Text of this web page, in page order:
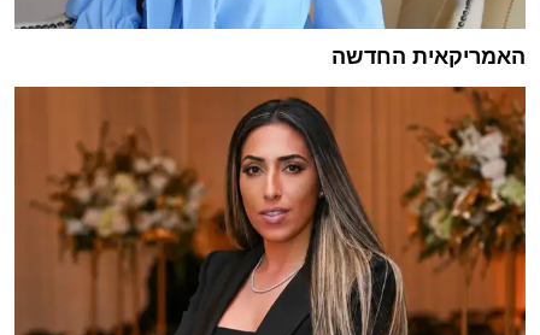
האמריקאית החדשה